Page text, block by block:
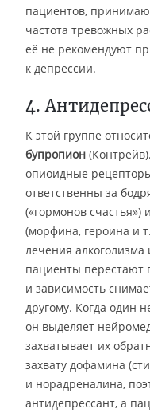
пациентов,
частота тревожных
её не рекомендуют
к депрессии.
4.
К этой группе
бупропион
опиоидные
ответственны за
(«гормонов счастья»)
(морфина, героина и
лечения
пациенты перестают
и зависимость
другому. Когда один
он выделяет
захватывает их
захвату дофамина
и норадреналина,
антидепрессант, а